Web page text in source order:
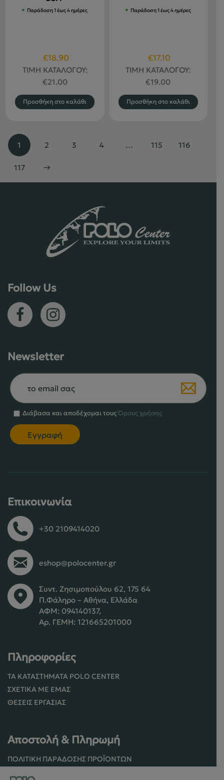
Παράδοση 1 έως 4 ημέρες
Original
price
was:
€21.00.
€18.90Η
τρέχουσα
είναι:
€18.90.
ΤΙΜΗ ΚΑΤΑΛΟΓΟΥ:
€21.00
Προσθήκη στο καλάθι
Παράδοση 1 έως 4 ημέρες
Original
price
was:
€19.00.
€17.10Η
τρέχουσα
τιμή
είναι:
€17.10.
ΤΙΜΗ ΚΑΤΑΛΟΓΟΥ:
€19.00
Προσθήκη στο καλάθι
1 2 3 4 … 115 116
117 →
Follow Us
Newsletter
Διάβασα και αποδέχομαι τουςΌρους χρήσης
Επικοινωνία
+30 2109414020
eshop@polocenter.gr
Συντ. Ζησιμοπούλου 62, 175 64
Π.Φάληρο – Αθήνα, Ελλάδα
ΑΦΜ: 094140137,
Αρ. ΓΕΜΗ: 121665201000
Πληροφορίες
ΤΑ ΚΑΤΑΣΤΉΜΑΤΑ POLO CENTER
ΣΧΕΤΙΚΆ ΜΕ ΕΜΆΣ
ΘΈΣΕΙΣ ΕΡΓΑΣΊΑΣ
Αποστολή & Πληρωμή
ΠΟΛΙΤΙΚΉ ΠΑΡΆΔΟΣΗΣ ΠΡΟΪΌΝΤΩΝ